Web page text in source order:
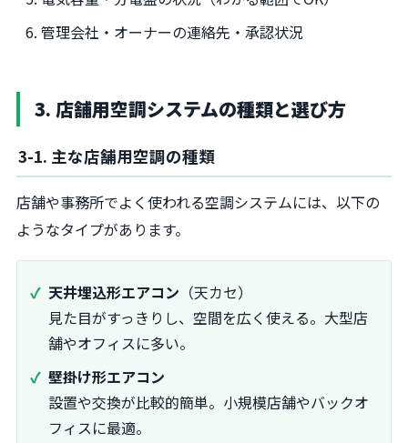
管理会社・オーナーの連絡先・承認状況
3. 店舗用空調システムの種類と選び方
3-1. 主な店舗用空調の種類
店舗や事務所でよく使われる空調システムには、以下の
ようなタイプがあります。
天井埋込形エアコン （天カセ）
見た目がすっきりし、空間を広く使える。大型店
舗やオフィスに多い。
壁掛け形エアコン
設置や交換が比較的簡単。小規模店舗やバックオ
フィスに最適。